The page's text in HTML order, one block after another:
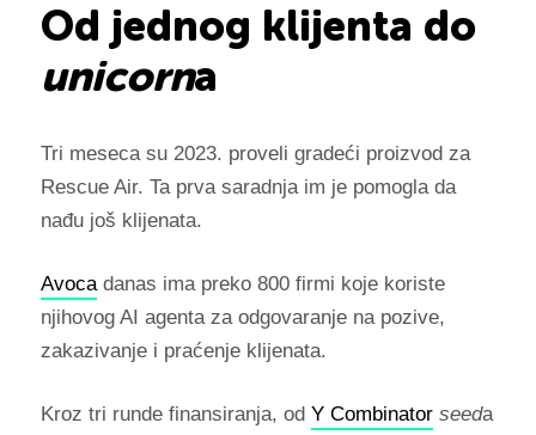
Od jednog klijenta do
unicorna
Tri meseca su 2023. proveli gradeći proizvod za
Rescue Air. Ta prva saradnja im je pomogla da
nađu još klijenata.
Avocadanas ima preko 800 firmi koje koriste
njihovog AI agenta za odgovaranje na pozive,
zakazivanje i praćenje klijenata.
Kroz tri runde finansiranja, od Y Combinator seeda